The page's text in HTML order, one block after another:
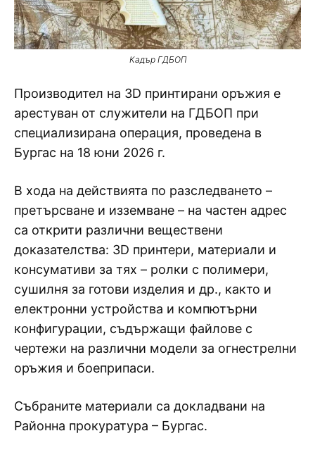
Кадър ГДБОП
Производител на 3D принтирани оръжия е
арестуван от служители на ГДБОП при
специализирана операция, проведена в
Бургас на 18 юни 2026 г.
В хода на действията по разследването –
претърсване и изземване – на частен адрес
са открити различни веществени
доказателства: 3D принтери, материали и
консумативи за тях – ролки с полимери,
сушилня за готови изделия и др., както и
електронни устройства и компютърни
конфигурации, съдържащи файлове с
чертежи на различни модели за огнестрелни
оръжия и боеприпаси.
Събраните материали са докладвани на
Районна прокуратура – Бургас.